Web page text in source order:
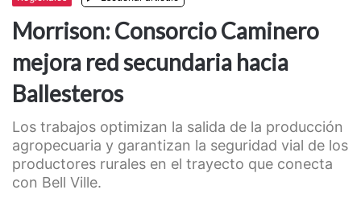
Morrison: Consorcio Caminero
mejora red secundaria hacia
Ballesteros
Los trabajos optimizan la salida de la producción
agropecuaria y garantizan la seguridad vial de los
productores rurales en el trayecto que conecta
con Bell Ville.